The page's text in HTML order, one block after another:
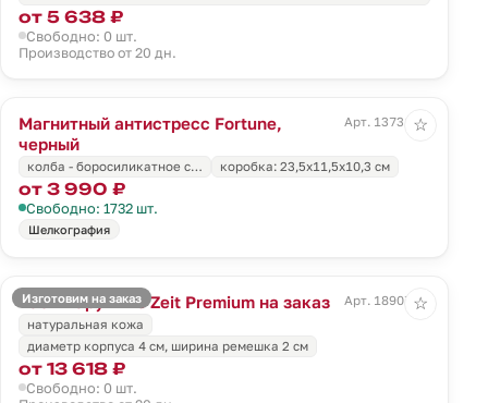
от 5 638 ₽
Свободно: 0 шт.
Производство от 20 дн.
Магнитный антистресс Fortune,
черный
Арт. 13731.30
колба - боросиликатное с… коробка: 23,5х11,5х10,3 см
от 3 990 ₽
Свободно: 1732 шт.
Шелкография
☆
Изготовим на заказ
Часы наручные Zeit Premium на заказ
Арт. 18907.01
натуральная кожа
диаметр корпуса 4 см, ширина ремешка 2 см
от 13 618 ₽
Свободно: 0 шт.
☆